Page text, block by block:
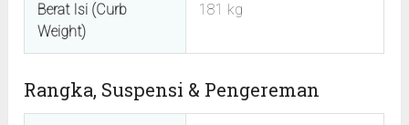
Berat Isi (Curb
Weight)
181 kg
Rangka, Suspensi & Pengereman